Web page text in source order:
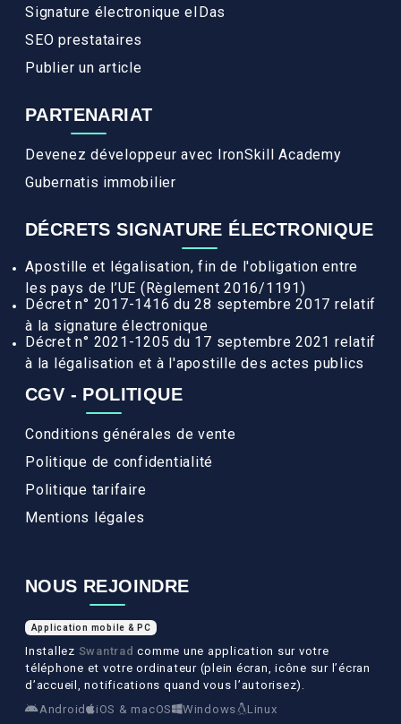
Signature électronique eIDas
SEO prestataires
Publier un article
PARTENARIAT
Devenez développeur avec IronSkill Academy
Gubernatis immobilier
DÉCRETS SIGNATURE ÉLECTRONIQUE
Apostille et légalisation, fin de l'obligation entre
les pays de l’UE (Règlement 2016/1191)
Décret n° 2017-1416 du 28 septembre 2017 relatif
à la signature électronique
Décret n° 2021-1205 du 17 septembre 2021 relatif
à la légalisation et à l'apostille des actes publics
CGV - POLITIQUE
Conditions générales de vente
Politique de confidentialité
Politique tarifaire
Mentions légales
NOUS REJOINDRE
Application mobile & PC
Installez Swantrad comme une application sur votre
téléphone et votre ordinateur (plein écran, icône sur l’écran
d’accueil, notifications quand vous l’autorisez).
Android
iOS & macOS Windows Linux